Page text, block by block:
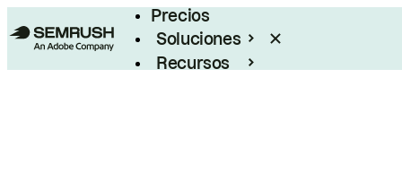
Precios
Soluciones
Recursos